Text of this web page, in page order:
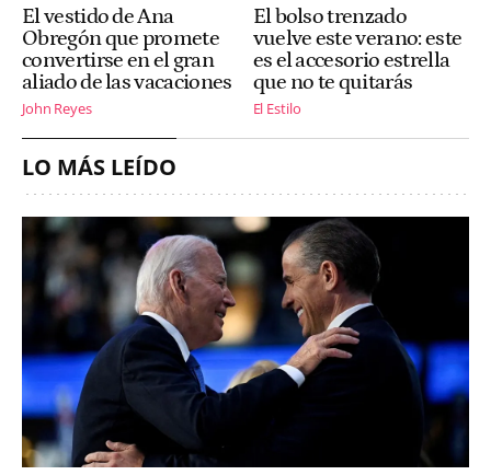
El vestido de Ana
Obregón que promete
convertirse en el gran
aliado de las vacaciones
John Reyes
El bolso trenzado
vuelve este verano: este
es el accesorio estrella
que no te quitarás
El Estilo
LO MÁS LEÍDO